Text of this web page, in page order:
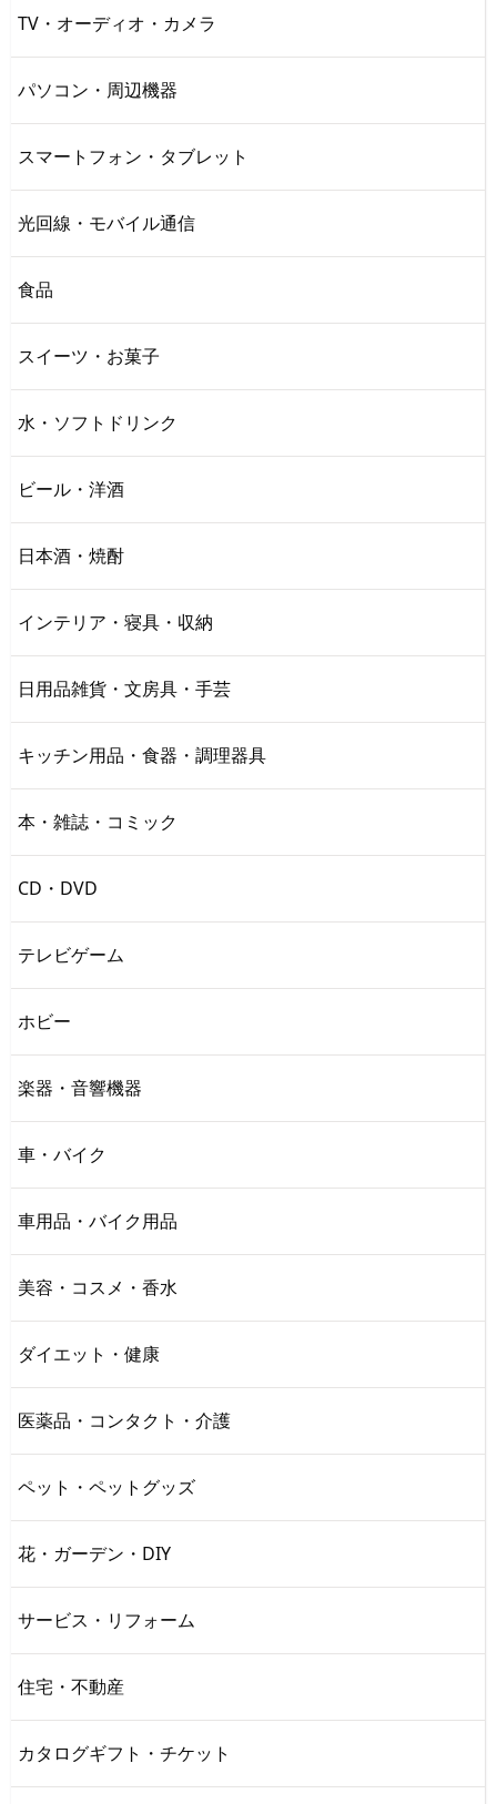
TV・オーディオ・カメラ
パソコン・周辺機器
スマートフォン・タブレット
光回線・モバイル通信
食品
スイーツ・お菓子
水・ソフトドリンク
ビール・洋酒
日本酒・焼酎
インテリア・寝具・収納
日用品雑貨・文房具・手芸
キッチン用品・食器・調理器具
本・雑誌・コミック
CD・DVD
テレビゲーム
ホビー
楽器・音響機器
車・バイク
車用品・バイク用品
美容・コスメ・香水
ダイエット・健康
医薬品・コンタクト・介護
ペット・ペットグッズ
花・ガーデン・DIY
サービス・リフォーム
住宅・不動産
カタログギフト・チケット